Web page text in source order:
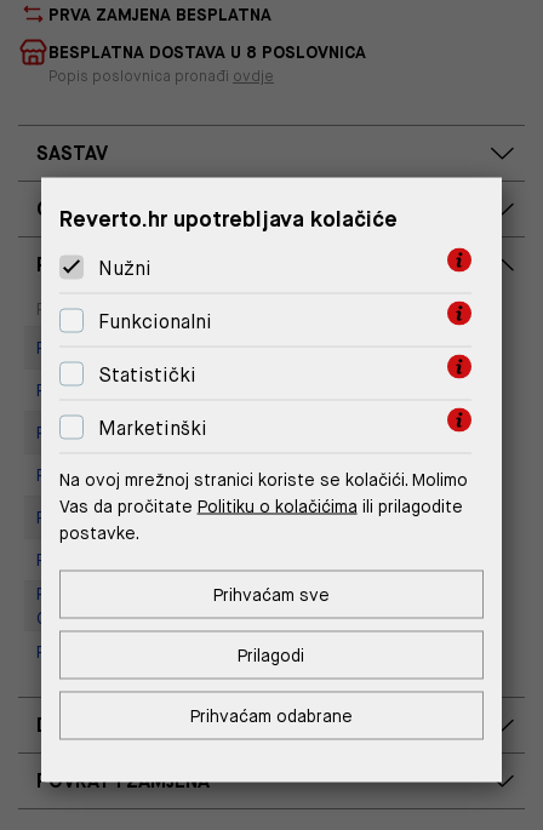
PRVA ZAMJENA BESPLATNA
BESPLATNA DOSTAVA U 8 POSLOVNICA
Popis poslovnica pronađi ovdje
SASTAV
OPIS PROIZVODA
RASPOLOŽIVOST PO POSLOVNICAMA
Poslovnica
Na upit
Replay store, Arena centar
Replay Store, City Center One
Replay Store, Joker Centar
Replay Store, Mall of Split
Replay store, Tower Centar
Replay Store, Supernova Zadar
Replay Outlet Store, Designer
Outlet Croatia
Replay Outlet Store, Split
DOSTAVA
POVRAT I ZAMJENA
Reverto.hr upotrebljava kolačiće
Nužni
Funkcionalni
Statistički
Marketinški
Na ovoj mrežnoj stranici koriste se kolačići. Molimo
Vas da pročitate Politiku o kolačićima ili prilagodite
postavke.
Prihvaćam odabrane
Prilagodi
Prihvaćam sve